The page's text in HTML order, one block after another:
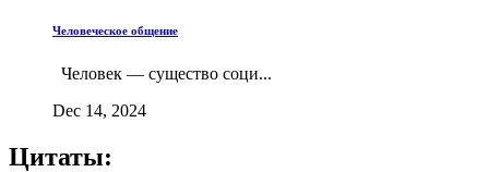
Человеческое общение
Человек — существо соци...
Dec 14, 2024
Цитаты: